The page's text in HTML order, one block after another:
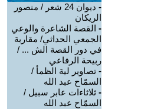
-
ديوان 24 شعر / منصور
الريكان
- القصة الشاعرة والوعي
الجمعي الحداثي/ مقاربة
في دور القصة الش ... /
ربيحة الرفاعي
- تصاوير لية الظمأ /
السمّاح عبد الله
- ثلاثاءات عابر سبيل /
السمّاح عبد الله